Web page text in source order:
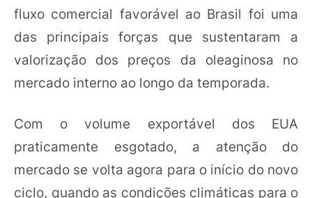
fluxo comercial favorável ao Brasil foi uma
das principais forças que sustentaram a
valorização dos preços da oleaginosa no
mercado interno ao longo da temporada.
Com o volume exportável dos EUA
praticamente esgotado, a atenção do
mercado se volta agora para o início do novo
ciclo, quando as condições climáticas para o